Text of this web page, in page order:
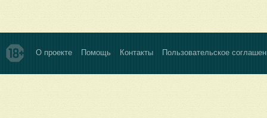
О проекте Помощь Контакты Пользовательское